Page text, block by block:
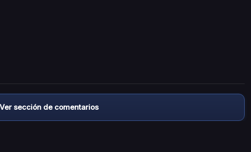
Ver sección de comentarios